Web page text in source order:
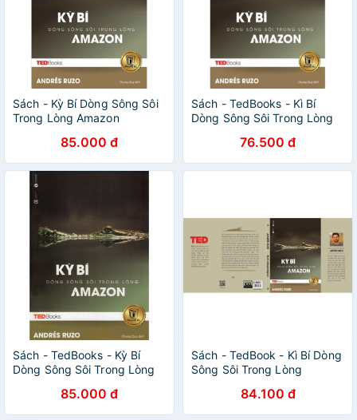
Sách - Kỳ Bí Dòng Sông Sôi
Trong Lòng Amazon
85.000 đ
Sách - TedBooks - Kì Bí
Dòng Sông Sôi Trong Lòng
76.500 đ
Sách - TedBooks - Kỳ Bí
Dòng Sông Sôi Trong Lòng
85.000 đ
Sách - TedBook - Kì Bí Dòng
Sông Sôi Trong Lòng
84.100 đ